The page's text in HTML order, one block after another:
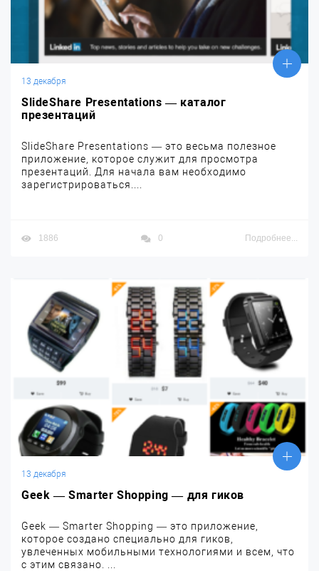
13 декабря
SlideShare Presentations — каталог
презентаций
SlideShare Presentations — это весьма полезное
приложение, которое служит для просмотра
презентаций. Для начала вам необходимо
зарегистрироваться....
1886 0 Подробнее...
13 декабря
Geek — Smarter Shopping — для гиков
Geek — Smarter Shopping — это приложение,
которое создано специально для гиков,
увлеченных мобильными технологиями и всем, что
с этим связано. ...